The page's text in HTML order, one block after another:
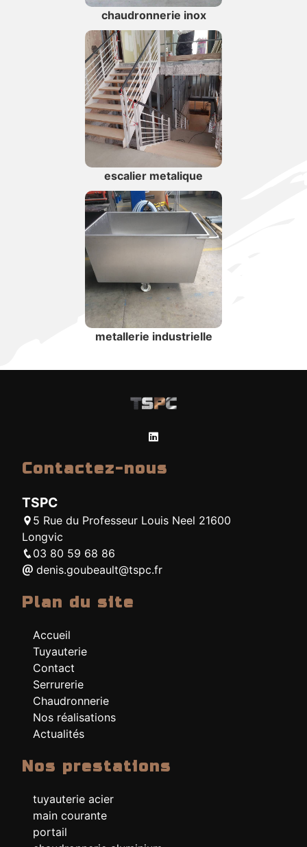
chaudronnerie inox
escalier metalique
metallerie industrielle
Contactez-nous
TSPC
5 Rue du Professeur Louis Neel 21600
Longvic
03 80 59 68 86
denis.goubeault@tspc.fr
Plan du site
Accueil
Tuyauterie
Contact
Serrurerie
Chaudronnerie
Nos réalisations
Actualités
Nos prestations
tuyauterie acier
main courante
portail